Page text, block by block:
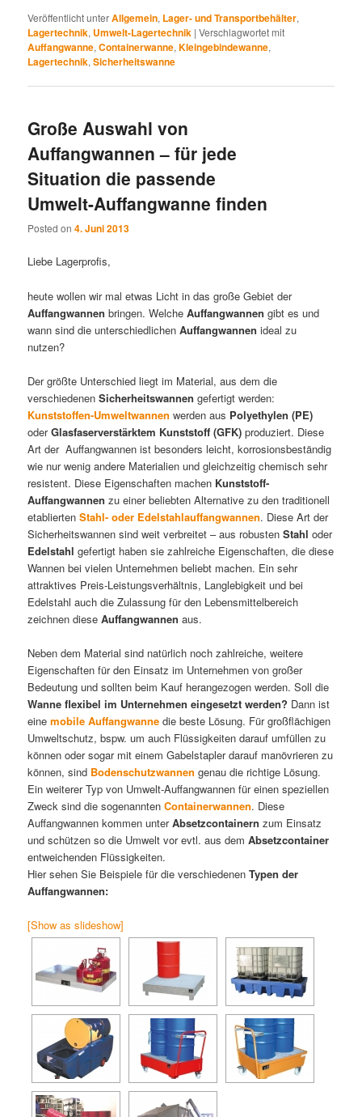
Veröffentlicht unterAllgemein, Lager- und Transportbehälter,
Lagertechnik, Umwelt-Lagertechnik |Verschlagwortet mit
Auffangwanne,Containerwanne,Kleingebindewanne,
Lagertechnik,Sicherheitswanne
Große Auswahl von
Auffangwannen – für jede
Situation die passende
Umwelt-Auffangwanne finden
Posted on4. Juni 2013
Liebe Lagerprofis,
heute wollen wir mal etwas Licht in das große Gebiet der
Auffangwannen bringen. WelcheAuffangwannen gibt es und
wann sind die unterschiedlichenAuffangwannen ideal zu
nutzen?
Der größte Unterschied liegt im Material, aus dem die
verschiedenenSicherheitswannen gefertigt werden:
Kunststoffen-Umweltwannen werden aus Polyethylen (PE)
oderGlasfaserverstärktem Kunststoff (GFK) produziert. Diese
Art der Auffangwannen ist besonders leicht, korrosionsbeständig
wie nur wenig andere Materialien und gleichzeitig chemisch sehr
resistent. Diese Eigenschaften machen Kunststoff-
Auffangwannen zu einer beliebten Alternative zu den traditionell
etablierten Stahl- oder Edelstahlauffangwannen. Diese Art der
Sicherheitswannen sind weit verbreitet – aus robustenStahl oder
Edelstahl gefertigt haben sie zahlreiche Eigenschaften, die diese
Wannen bei vielen Unternehmen beliebt machen. Ein sehr
attraktives Preis-Leistungsverhältnis, Langlebigkeit und bei
Edelstahl auch die Zulassung für den Lebensmittelbereich
zeichnen dieseAuffangwannen aus.
Neben dem Material sind natürlich noch zahlreiche, weitere
Eigenschaften für den Einsatz im Unternehmen von großer
Bedeutung und sollten beim Kauf herangezogen werden. Soll die
Wanne flexibel im Unternehmen eingesetzt werden? Dann ist
einemobile Auffangwanne die beste Lösung. Für großflächigen
Umweltschutz, bspw. um auch Flüssigkeiten darauf umfüllen zu
können oder sogar mit einem Gabelstapler darauf manövrieren zu
können, sind Bodenschutzwannen genau die richtige Lösung.
Ein weiterer Typ von Umwelt-Auffangwannen für einen speziellen
Zweck sind die sogenanntenContainerwannen. Diese
Auffangwannen kommen unterAbsetzcontainern zum Einsatz
und schützen so die Umwelt vor evtl. aus demAbsetzcontainer
entweichenden Flüssigkeiten.
Hier sehen Sie Beispiele für die verschiedenenTypen der
Auffangwannen:
[Show as slideshow]